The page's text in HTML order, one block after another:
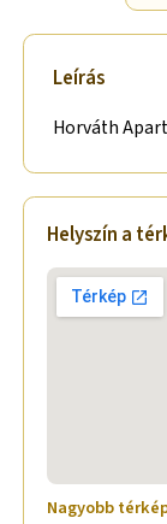
Leírás
Horváth
Helyszín a
Nagyobb